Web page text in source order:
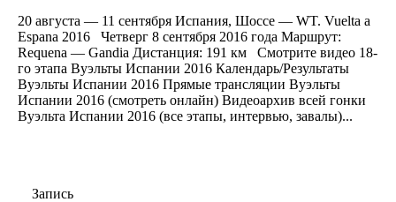
20 августа — 11 сентября Испания, Шоссе — WT. Vuelta a
Espana 2016 Четверг 8 сентября 2016 года Маршрут:
Requena — Gandia Дистанция: 191 км Смотрите видео 18-
го этапа Вуэльты Испании 2016 Календарь/Результаты
Вуэльты Испании 2016 Прямые трансляции Вуэльты
Испании 2016 (смотреть онлайн) Видеоархив всей гонки
Вуэльта Испании 2016 (все этапы, интервью, завалы)...
Запись